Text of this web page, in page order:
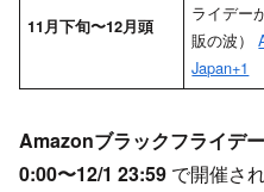
11月下旬〜12月頭
ライデー
販の波）
Japan+1
Amazonブラックフライデー
0:00〜12/1 23:59 で開催さ